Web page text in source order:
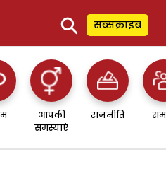
⚲ सब्सक्राइब
आपकी
समस्याएं
राजनीति